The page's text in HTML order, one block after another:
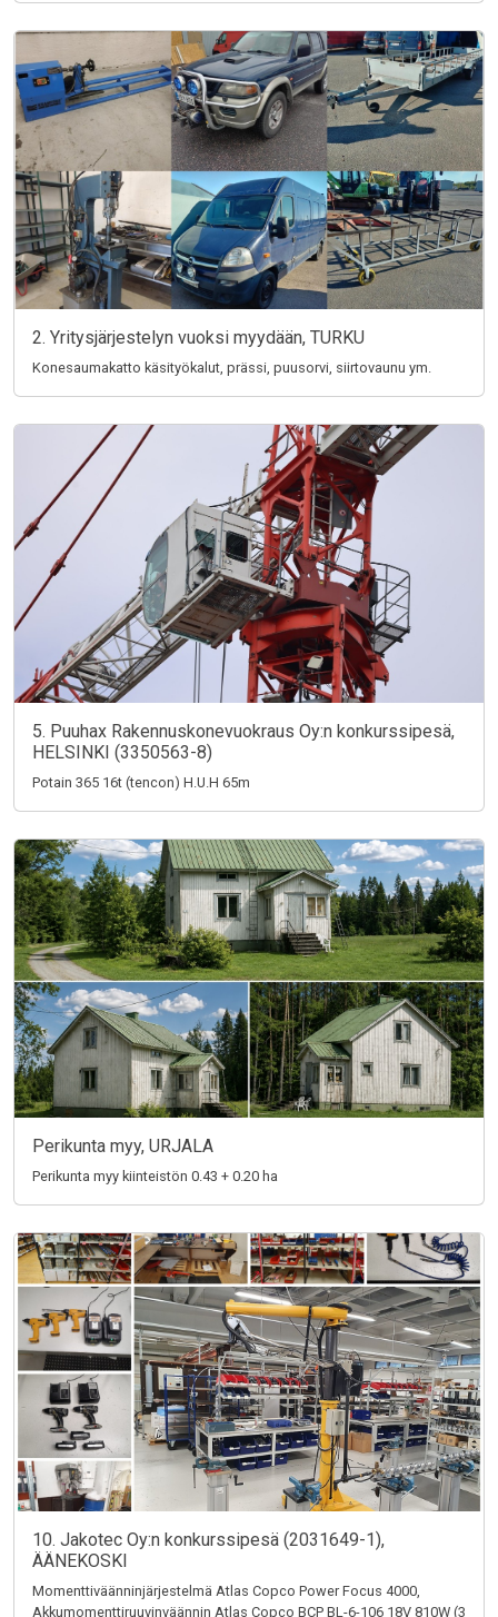
2. Yritysjärjestelyn vuoksi myydään, TURKU
Konesaumakatto käsityökalut, prässi, puusorvi, siirtovaunu ym.
5. Puuhax Rakennuskonevuokraus Oy:n konkurssipesä,
HELSINKI (3350563-8)
Potain 365 16t (tencon) H.U.H 65m
Perikunta myy, URJALA
Perikunta myy kiinteistön 0.43 + 0.20 ha
10. Jakotec Oy:n konkurssipesä (2031649-1),
ÄÄNEKOSKI
Momenttiväänninjärjestelmä Atlas Copco Power Focus 4000,
Akkumomenttiruuvinväännin Atlas Copco BCP BL-6-106 18V 810W (3